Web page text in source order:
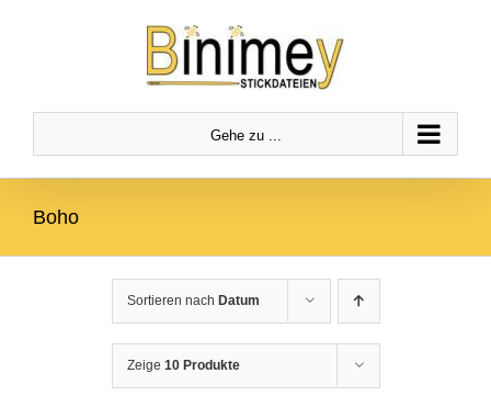
Gehe zu ...
Boho
Sortieren nach Datum
Zeige 10 Produkte